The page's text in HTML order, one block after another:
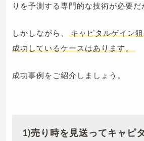
りを予測する専門的な技術が必要だ
しかしながら、
キャピタルゲイン
成功しているケースはあります。
成功事例をご紹介しましょう。
1)売り時を見送ってキャピ